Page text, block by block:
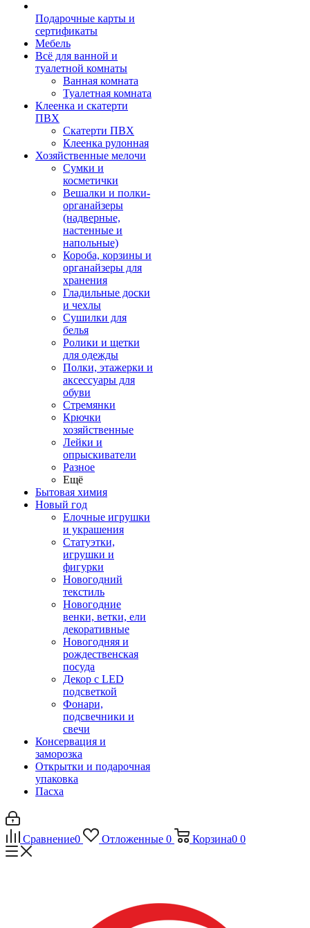
Подарочные карты и
сертификаты
Мебель
Всё для ванной и
туалетной комнаты
Ванная комната
Туалетная комната
Клеенка и скатерти
ПВХ
Скатерти ПВХ
Клеенка рулонная
Хозяйственные мелочи
Сумки и
косметички
Вешалки и полки-
органайзеры
(надверные,
настенные и
напольные)
Короба, корзины и
органайзеры для
хранения
Гладильные доски
и чехлы
Сушилки для
белья
Ролики и щетки
для одежды
Полки, этажерки и
аксессуары для
обуви
Стремянки
Крючки
хозяйственные
Лейки и
опрыскиватели
Разное
Ещё
Бытовая химия
Новый год
Елочные игрушки
и украшения
Статуэтки,
игрушки и
фигурки
Новогодний
текстиль
Новогодние
венки, ветки, ели
декоративные
Новогодняя и
рождественская
посуда
Декор с LED
подсветкой
Фонари,
подсвечники и
свечи
Консервация и
заморозка
Открытки и подарочная
упаковка
Пасха
Сравнение0 Отложенные 0 Корзина0 0